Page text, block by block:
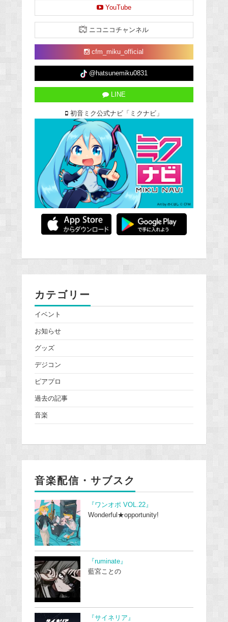
YouTube
ニコニコチャンネル
cfm_miku_official
@hatsunemiku0831
LINE
初音ミク公式ナビ「ミクナビ」
カテゴリー
イベント
お知らせ
グッズ
デジコン
ピアプロ
過去の記事
音楽
音楽配信・サブスク
『ワンオポ VOL.22』
Wonderful★opportunity!
『ruminate』
藍宮ことの
『サイネリア』